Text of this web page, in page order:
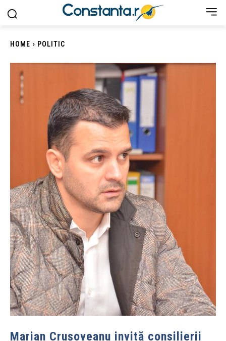
HOME POLITIC
Marian Crușoveanu invită consilierii